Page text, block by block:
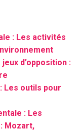
: Les activités
d’opposition :
Les outils pour
: Les
Mozart,